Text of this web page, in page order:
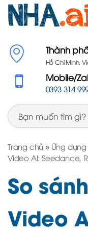
Thành
Hồ Chí Minh,
Mobile/
0393 314
Trang chủ » Ứng dụng
Video AI: Seedance,
So
Video